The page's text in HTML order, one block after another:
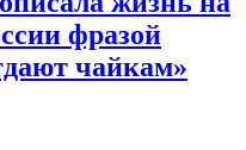
фразой
чайкам»